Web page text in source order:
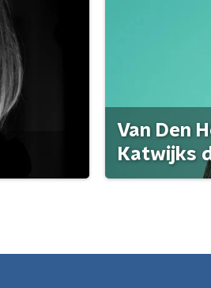
Van Den
Katwijks